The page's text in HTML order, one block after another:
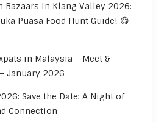
Bazaars In Klang Valley 2026:
Puasa Food Hunt Guide! 😋
in Malaysia – Meet &
January 2026
Save the Date: A Night of
Connection